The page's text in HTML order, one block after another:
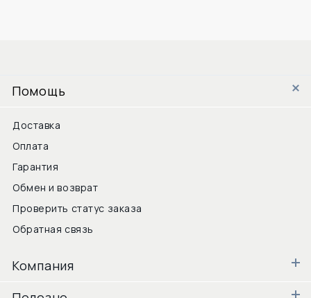
Помощь
Доставка
Оплата
Гарантия
Обмен и возврат
Проверить статус заказа
Обратная связь
Компания